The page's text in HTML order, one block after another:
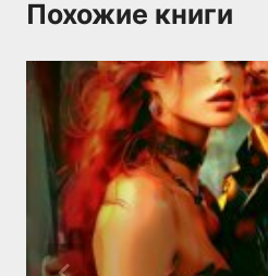
Похожие книги